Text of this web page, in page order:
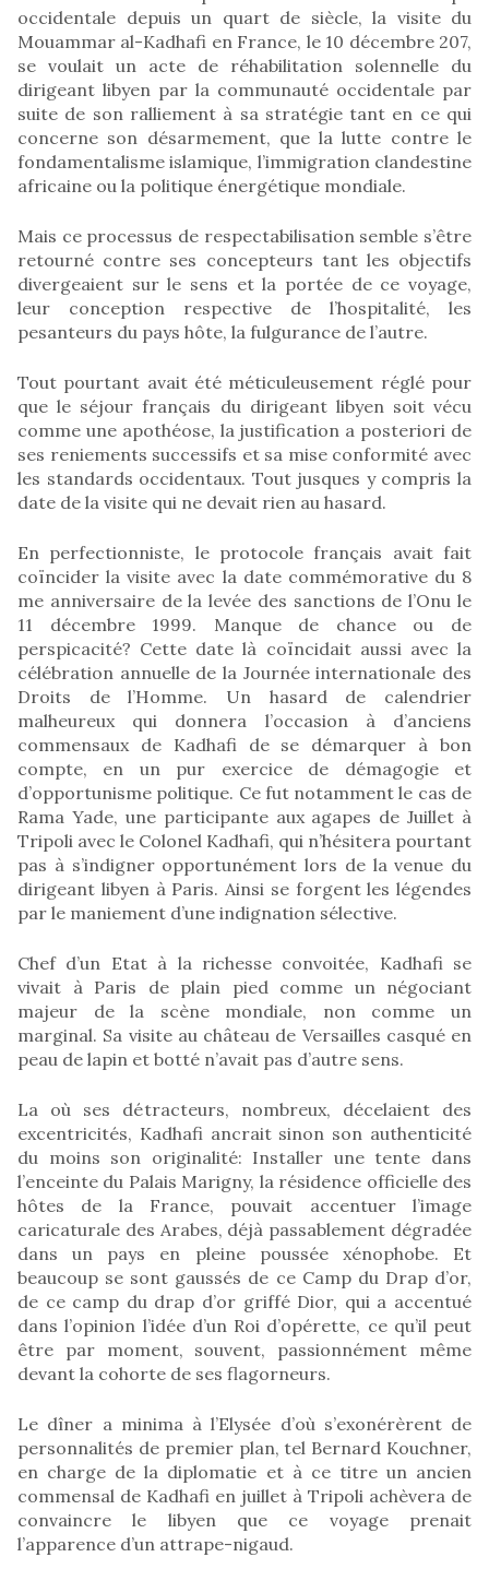
occidentale depuis un quart de siècle, la visite du
Mouammar al-Kadhafi en France, le 10 décembre 207,
se voulait un acte de réhabilitation solennelle du
dirigeant libyen par la communauté occidentale par
suite de son ralliement à sa stratégie tant en ce qui
concerne son désarmement, que la lutte contre le
fondamentalisme islamique, l’immigration clandestine
africaine ou la politique énergétique mondiale.
Mais ce processus de respectabilisation semble s’être
retourné contre ses concepteurs tant les objectifs
divergeaient sur le sens et la portée de ce voyage,
leur conception respective de l’hospitalité, les
pesanteurs du pays hôte, la fulgurance de l’autre.
Tout pourtant avait été méticuleusement réglé pour
que le séjour français du dirigeant libyen soit vécu
comme une apothéose, la justification a posteriori de
ses reniements successifs et sa mise conformité avec
les standards occidentaux. Tout jusques y compris la
date de la visite qui ne devait rien au hasard.
En perfectionniste, le protocole français avait fait
coïncider la visite avec la date commémorative du 8
me anniversaire de la levée des sanctions de l’Onu le
11 décembre 1999. Manque de chance ou de
perspicacité? Cette date là coïncidait aussi avec la
célébration annuelle de la Journée internationale des
Droits de l’Homme. Un hasard de calendrier
malheureux qui donnera l’occasion à d’anciens
commensaux de Kadhafi de se démarquer à bon
compte, en un pur exercice de démagogie et
d’opportunisme politique. Ce fut notamment le cas de
Rama Yade, une participante aux agapes de Juillet à
Tripoli avec le Colonel Kadhafi, qui n’hésitera pourtant
pas à s’indigner opportunément lors de la venue du
dirigeant libyen à Paris. Ainsi se forgent les légendes
par le maniement d’une indignation sélective.
Chef d’un Etat à la richesse convoitée, Kadhafi se
vivait à Paris de plain pied comme un négociant
majeur de la scène mondiale, non comme un
marginal. Sa visite au château de Versailles casqué en
peau de lapin et botté n’avait pas d’autre sens.
La où ses détracteurs, nombreux, décelaient des
excentricités, Kadhafi ancrait sinon son authenticité
du moins son originalité: Installer une tente dans
l’enceinte du Palais Marigny, la résidence officielle des
hôtes de la France, pouvait accentuer l’image
caricaturale des Arabes, déjà passablement dégradée
dans un pays en pleine poussée xénophobe. Et
beaucoup se sont gaussés de ce Camp du Drap d’or,
de ce camp du drap d’or griffé Dior, qui a accentué
dans l’opinion l’idée d’un Roi d’opérette, ce qu’il peut
être par moment, souvent, passionnément même
devant la cohorte de ses flagorneurs.
Le dîner a minima à l’Elysée d’où s’exonérèrent de
personnalités de premier plan, tel Bernard Kouchner,
en charge de la diplomatie et à ce titre un ancien
commensal de Kadhafi en juillet à Tripoli achèvera de
convaincre le libyen que ce voyage prenait
l’apparence d’un attrape-nigaud.